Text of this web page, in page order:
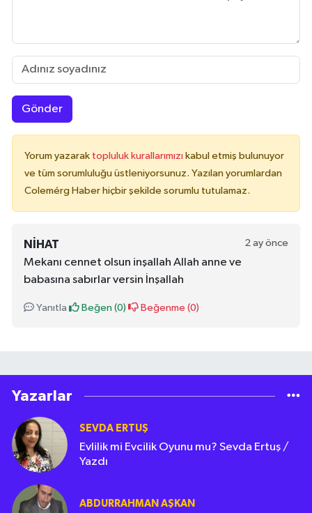
Gönder
Yorum yazarak topluluk kurallarımızı kabul etmiş bulunuyor
ve tüm sorumluluğu üstleniyorsunuz. Yazılan yorumlardan
Colemérg Haber hiçbir şekilde sorumlu tutulamaz.
NIHAT 2 ay önce
Mekanı cennet olsun inşallah Allah anne ve
babasına sabırlar versin İnşallah
Yanıtla Beğen (0) Beğenme (0)
Yazarlar
SEVDA ERTUŞ
Evlilik mi Evcilik Oyunu mu? Sevda Ertuş /
Yazdı
ABDURRAHMAN AŞKAN